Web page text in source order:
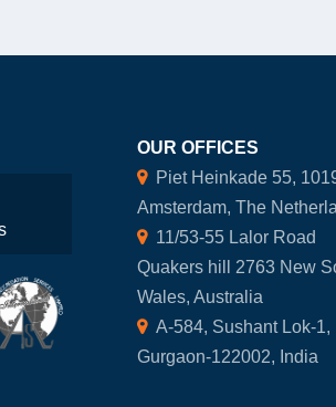
OUR OFFICES
Piet Heinkade 55,
Amsterdam, The
11/53-55 Lalor Road
Quakers hill 2763 New
Wales, Australia
A-584, Sushant Lok-1,
Gurgaon-122002, India